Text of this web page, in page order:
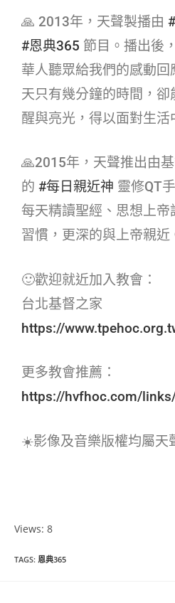
🙏 2013年，天聲製播由
#恩典365​ 節目。播出後
華人聽眾給我們的感動
天只有幾分鐘的時間，
醒與亮光，得以面對生活
🙏2015年，天聲推出由
的 #每日親近神​ 靈修QT
每天精讀聖經、思想上
習慣，更深的與上帝親近
🙂歡迎就近加入教會：
台北基督之家
https://
更多教會推薦：
https://hvfhoc.com/
☀️影像及音樂版權均屬天
Views: 8
TAGS: 恩典365